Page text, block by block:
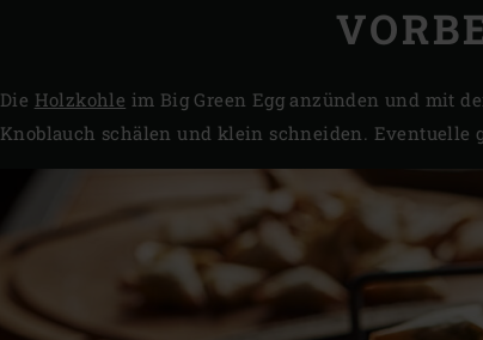
Die Holzkohle im Big Green Egg anzünden und mit
Knoblauch schälen und klein schneiden. Eventuelle